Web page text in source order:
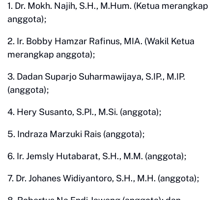
1. Dr. Mokh. Najih, S.H., M.Hum. (Ketua merangkap
anggota);
2. Ir. Bobby Hamzar Rafinus, MIA. (Wakil Ketua
merangkap anggota);
3. Dadan Suparjo Suharmawijaya, S.IP., M.IP.
(anggota);
4. Hery Susanto, S.PI., M.Si. (anggota);
5. Indraza Marzuki Rais (anggota);
6. Ir. Jemsly Hutabarat, S.H., M.M. (anggota);
7. Dr. Johanes Widiyantoro, S.H., M.H. (anggota);